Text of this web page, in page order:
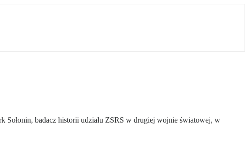
Sołonin, badacz historii udziału ZSRS w drugiej wojnie światowej, w